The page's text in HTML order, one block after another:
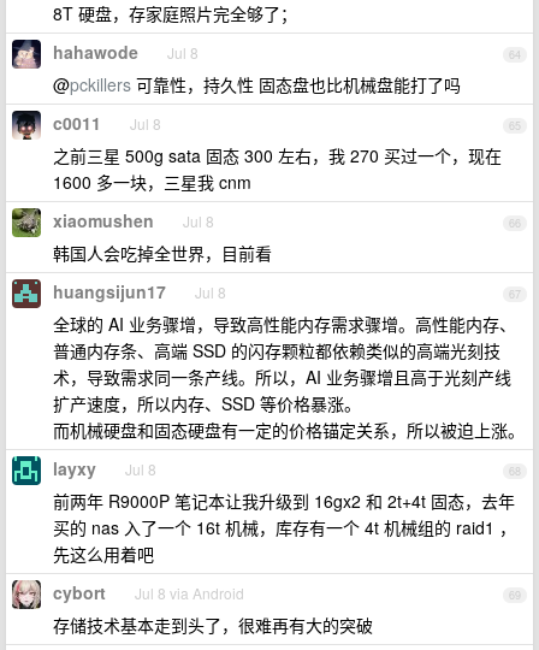
8T 硬盘，存家庭照片完全够了；
64
hahawode Jul 8
@pckillers 可靠性，持久性 固态盘也比机械盘能打了吗
65
c0011 Jul 8
之前三星 500g sata 固态 300 左右，我 270 买过一个，现在
1600 多一块，三星我 cnm
66
xiaomushen Jul 8
韩国人会吃掉全世界，目前看
67
huangsijun17 Jul 8
全球的 AI 业务骤增，导致高性能内存需求骤增。高性能内存、
普通内存条、高端 SSD 的闪存颗粒都依赖类似的高端光刻技
术，导致需求同一条产线。所以，AI 业务骤增且高于光刻产线
扩产速度，所以内存、SSD 等价格暴涨。
而机械硬盘和固态硬盘有一定的价格锚定关系，所以被迫上涨。
68
layxy Jul 8
前两年 R9000P 笔记本让我升级到 16gx2 和 2t+4t 固态，去年
买的 nas 入了一个 16t 机械，库存有一个 4t 机械组的 raid1 ，
先这么用着吧
69
cybort Jul 8 via Android
存储技术基本走到头了，很难再有大的突破